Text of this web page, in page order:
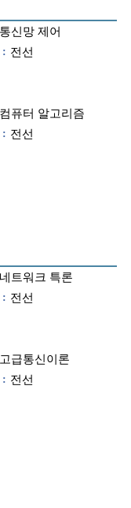
통신망 제어
: 전선
컴퓨터 알고리즘
: 전선
네트워크 특론
: 전선
고급통신이론
: 전선